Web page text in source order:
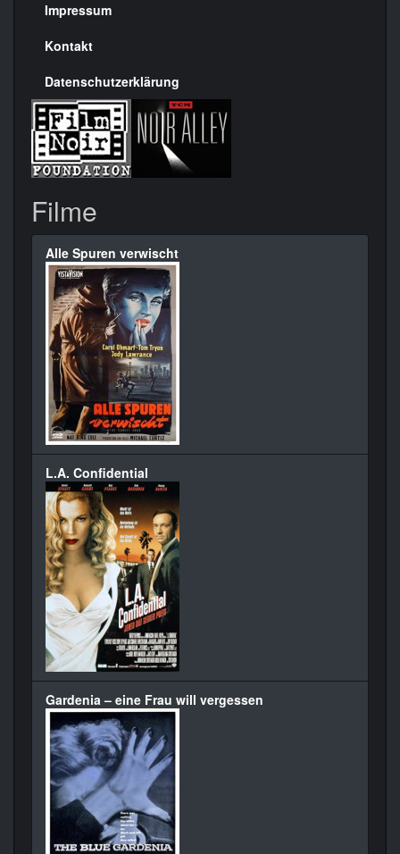
Seite
Impressum
Kontakt
Datenschutzerklärung
Filme
Alle Spuren verwischt
L.A. Confidential
Gardenia – eine Frau will vergessen